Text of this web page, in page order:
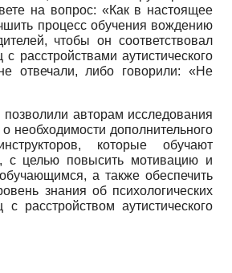
на вопрос: «Как в настоящее
процесс обучения вождению
чтобы он соответствовал
расстройствами аутистического
отвечали, либо говорили: «Не
авторам исследования
необходимости дополнительного
которые обучают
целью повысить мотивацию и
а также обеспечить
знания об психологических
с расстройством аутистического